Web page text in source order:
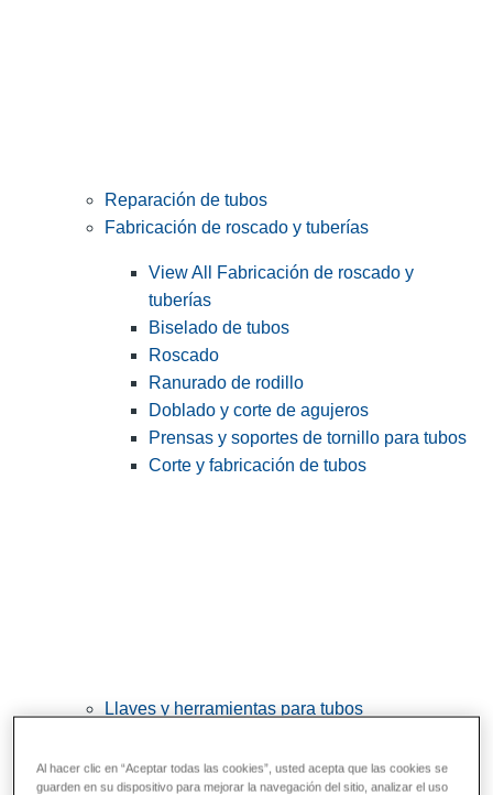
Reparación de tubos
Fabricación de roscado y tuberías
View All Fabricación de roscado y
tuberías
Biselado de tubos
Roscado
Ranurado de rodillo
Doblado y corte de agujeros
Prensas y soportes de tornillo para tubos
Corte y fabricación de tubos
Llaves y herramientas para tubos
Llaves
Al hacer clic en “Aceptar todas las cookies”, usted acepta que las cookies se
guarden en su dispositivo para mejorar la navegación del sitio, analizar el uso